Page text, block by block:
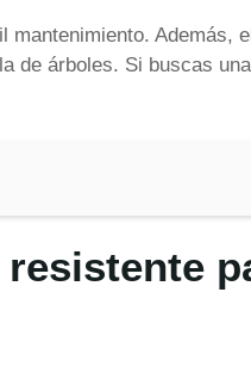
Además,
de árboles. Si buscas